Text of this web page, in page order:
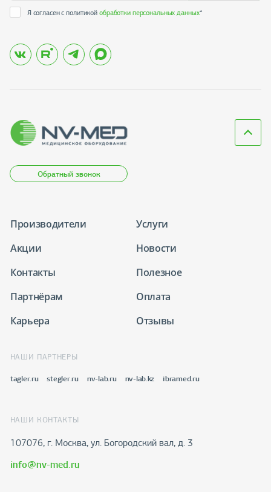
Я согласен с политикойобработки персональных данных*
Обратный звонок
Производители
Услуги
Акции
Новости
Контакты
Полезное
Партнёрам
Оплата
Карьера
Отзывы
НАШИ ПАРТНЕРЫ
tagler.ru stegler.ru nv-lab.ru nv-lab.kz ibramed.ru
НАШИ КОНТАКТЫ
107076, г. Москва, ул. Богородский вал, д. 3
info@nv-med.ru